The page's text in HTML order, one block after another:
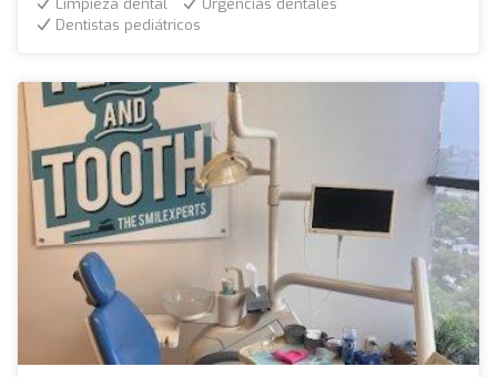
Dentistas pediátricos